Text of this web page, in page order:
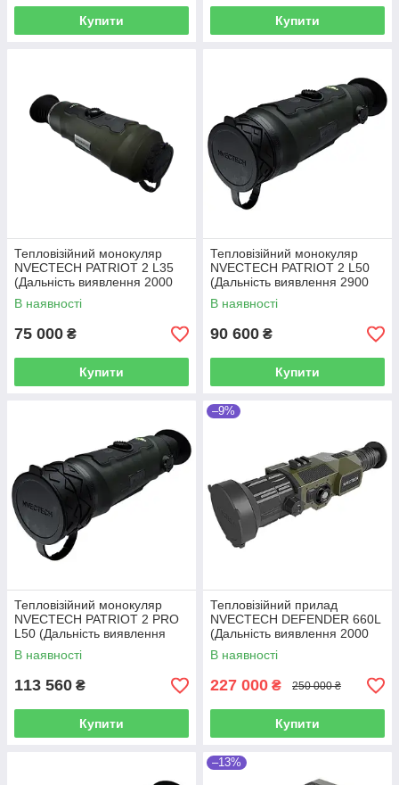
Купити Купити
Тепловізійний монокуляр
NVECTECH PATRIOT 2 L35
(Дальність виявлення 2000
м)
В наявності
75 000 ₴
Купити
Тепловізійний монокуляр
NVECTECH PATRIOT 2 L50
(Дальність виявлення 2900
м)
В наявності
90 600 ₴
Купити
Тепловізійний монокуляр
NVECTECH PATRIOT 2 PRO
L50 (Дальність виявлення
2900 м)
В наявності
113 560 ₴
Купити
–9%
Тепловізійний прилад
NVECTECH DEFENDER 660L
(Дальність виявлення 2000
м)
В наявності
227 000 ₴ 250 000 ₴
Купити
–13%